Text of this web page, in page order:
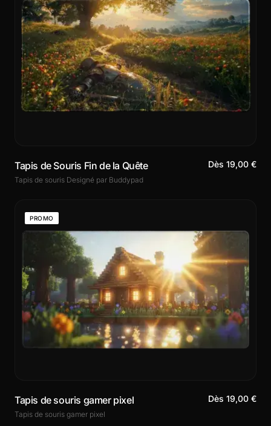
Tapis de Souris Fin de la Quête
Tapis de souris Designé par Buddypad
Dès 19,00 €
PROMO
Tapis de souris gamer pixel
Tapis de souris gamer pixel
Dès 19,00 €